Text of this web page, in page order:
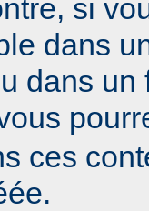
si
dans
dans un
ces